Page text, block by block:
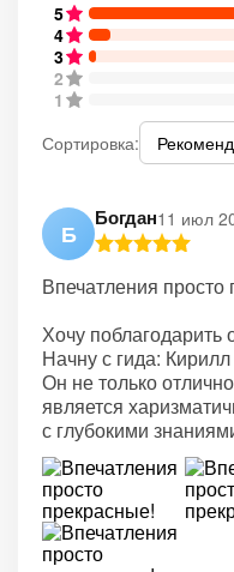
5
4
3
2
1
Сортировка:
Б
Богдан11 июл
Впечатления просто
Хочу поблагодарить
Начну с гида:
Он не только
является
с глубокими